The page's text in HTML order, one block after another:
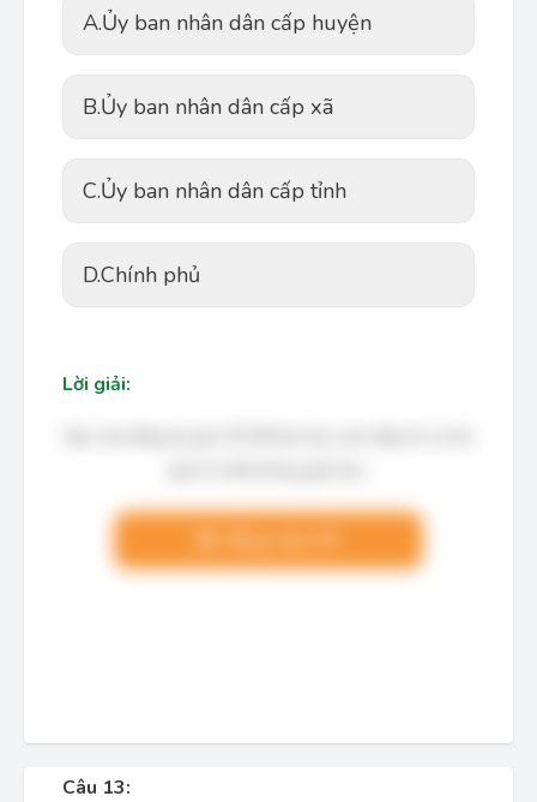
A.Ủy ban nhân dân cấp huyện
B.Ủy ban nhân dân cấp xã
C.Ủy ban nhân dân cấp tỉnh
D.Chính phủ
Lời giải:
Câu 13: